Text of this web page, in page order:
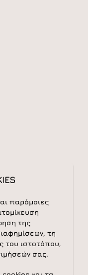
παρόμοιες
της
τη
του ιστοτόπου,
σας.